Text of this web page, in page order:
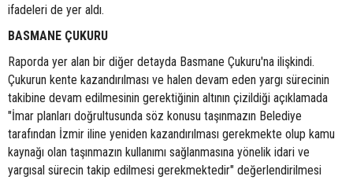
ifadeleri de yer aldı.
BASMANE ÇUKURU
Raporda yer alan bir diğer detayda Basmane Çukuru'na ilişkindi.
Çukurun kente kazandırılması ve halen devam eden yargı sürecinin
takibine devam edilmesinin gerektiğinin altının çizildiği açıklamada
"İmar planları doğrultusunda söz konusu taşınmazın Belediye
tarafından İzmir iline yeniden kazandırılması gerekmekte olup kamu
kaynağı olan taşınmazın kullanımı sağlanmasına yönelik idari ve
yargısal sürecin takip edilmesi gerekmektedir" değerlendirilmesi